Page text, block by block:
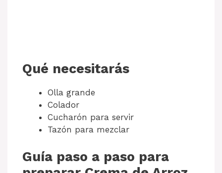
Qué necesitarás
Olla grande
Colador
Cucharón para servir
Tazón para mezclar
Guía paso a paso para